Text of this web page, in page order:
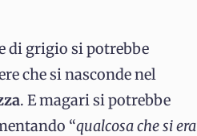
di grigio si potrebbe
che si nasconde nel
. E magari si potrebbe
“qualcosa che si era